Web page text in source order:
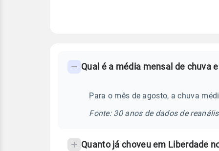
frequentes
temperatura
Qual é a média mensal de chuva
Para o mês de agosto, a chuva
Fonte: 30 anos de dados de
Quanto já choveu em Liberdade